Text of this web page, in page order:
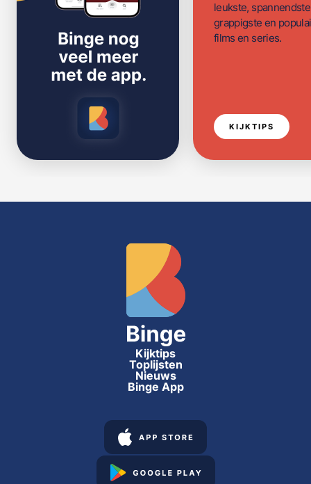
leukste,
grappigste en
films en series.
KIJKTIPS
Kijktips
Toplijsten
Nieuws
Binge App